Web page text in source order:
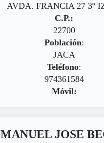
AVDA. FRANCIA 27 3º
C.P.:
22700
Población:
JACA
Teléfono:
974361584
Móvil:
MANUEL JOSE